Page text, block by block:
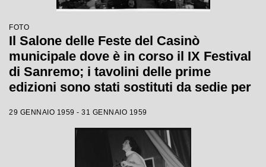
FOTO
Il Salone delle Feste del Casinò
municipale dove è in corso il IX Festival
di Sanremo; i tavolini delle prime
edizioni sono stati sostituti da sedie per
29 GENNAIO 1959 - 31 GENNAIO 1959